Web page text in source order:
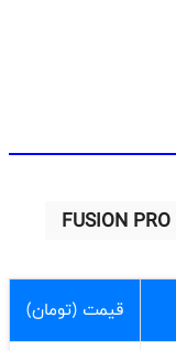
قیمت (تومان)